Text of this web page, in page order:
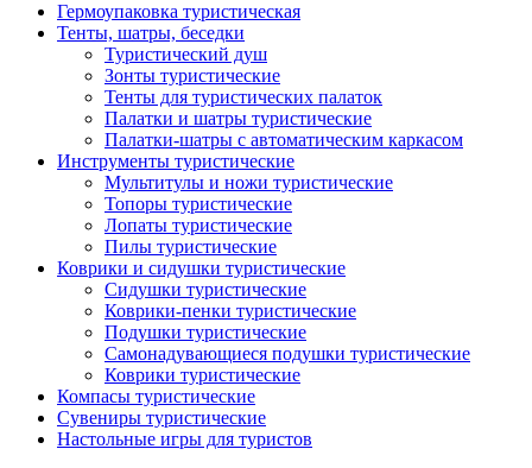
Гермоупаковка туристическая
Тенты, шатры, беседки
Туристический душ
Зонты туристические
Тенты для туристических палаток
Палатки и шатры туристические
Палатки-шатры с автоматическим каркасом
Инструменты туристические
Мультитулы и ножи туристические
Топоры туристические
Лопаты туристические
Пилы туристические
Коврики и сидушки туристические
Сидушки туристические
Коврики-пенки туристические
Подушки туристические
Самонадувающиеся подушки туристические
Коврики туристические
Компасы туристические
Сувениры туристические
Настольные игры для туристов